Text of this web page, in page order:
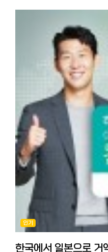
올라가므로 타 서비스와 비교가
★초회 쿠폰을 쓰면 가장 저렴
일한모 한정! 와이즈 수수료 무
https://wise.prf.hn/click/
money/ 와이즈 송금의 메리
https://korean.co.jp/life2/
◆코인샷 재팬:
최근에 등장한 앱을 통한 추
수수료는 3만엔이하 500엔, 3
코인샷의 장점은 주말, 심야,
신속하게 송금할 수 있다는 점
회원가입과 본인인증 절차가
이번에 밤 12시반 경에 전용
전용계좌로 이체) 앱에 입금확
정도밖에 걸리지 않았습니다.
전용 계좌에 미리 돈을 충전해
편리하게 한국에 송금이 가능
타사의 경우 초회 본인인증이
많은데 카톡이나 라인으로 한
앱 푸시 알림으로 오는 점도 장
편리하게 보낼 수 있다.
송금은 꼭 알아둬야 할 정보입
비교 분석! 가장 저렴하고 편
'월드패밀리 송금'를 자세히
추천이유를 정리해 보겠습
한국송금이 종료되었습니다.
저렴하게 보낼 수 있습니다.
실태 조사, 아직 은행 송금 이
실시된 조사에 따르면 아직 수
송금(점포 창구)을 이용하는
출처:피알타임즈 그리고 해외
높은 수수료, 번거로운 절차에 불만
많은 것들이 온라인을 통해 쉽
하지만 아직 온라인 송금 서비
인터넷 송금 서비스가 너무
사람들이 많을 것입니다.
일본 거주 한인 커뮤니티에서
실제로 사용한 소감과 장점에
월드 패밀리 송금의 특징 많은 재류 한국인들이 사용하고 있어서 안심
어떤 송금 서비스보다 수수료가 저렴 가입만으로 10만엔까지
가능한 포인트 획득 온라인 송금이라 PC, 스마트폰 앱으로 완결! 간편하고
빠르다 한국뿐만 아니라 세계 200개국 이상 송금 가능 인기 송금 3사 실제
송금액 비교 일반 은행보다 저
사용하는 것으로 알려진 인기
인기